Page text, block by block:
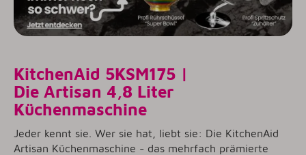
KitchenAid 5KSM175 |
Die Artisan 4,8 Liter
Küchenmaschine
Jeder kennt sie. Wer sie hat, liebt sie: Die KitchenAid
Artisan Küchenmaschine - das mehrfach prämierte